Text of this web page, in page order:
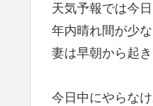
天気予報では今
年内晴れ間が少
妻は早朝から起
今日中にやらな